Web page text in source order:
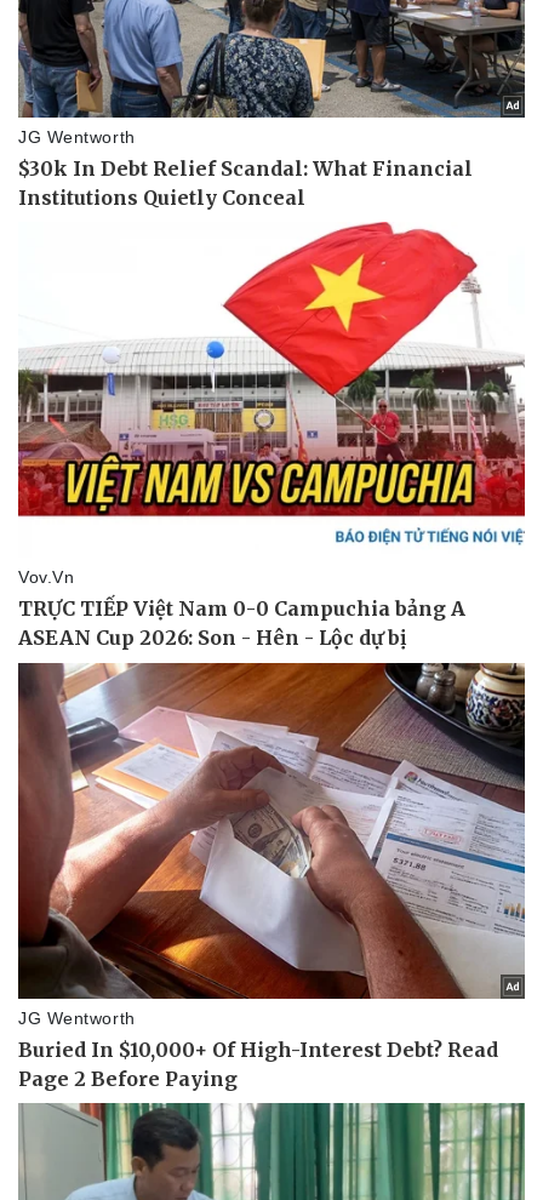
Pháp luật
Vụ án
Tin nóng
Quân sự - Quốc phòng
Việt Nam
Phân tích